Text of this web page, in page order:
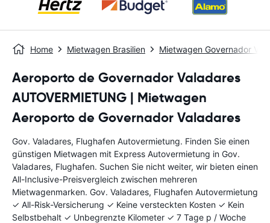
Home Mietwagen Brasilien Mietwagen Governador
Aeroporto de Governador Valadares
AUTOVERMIETUNG | Mietwagen
Aeroporto de Governador Valadares
Gov. Valadares, Flughafen Autovermietung. Finden Sie einen
günstigen Mietwagen mit Express Autovermietung in Gov.
Valadares, Flughafen. Suchen Sie nicht weiter, wir bieten einen
All-Inclusive-Preisvergleich zwischen mehreren
Mietwagenmarken. Gov. Valadares, Flughafen Autovermietung
✓ All-Risk-Versicherung ✓ Keine versteckten Kosten ✓ Kein
Selbstbehalt ✓ Unbegrenzte Kilometer ✓ 7 Tage p / Woche